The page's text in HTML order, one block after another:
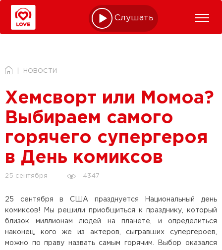
Слушать online
НОВОСТИ
Хемсворт или Момоа?
Выбираем самого
горячего супергероя
в День комиксов
25 сентября 4347
25 сентября в США празднуется Национальный день
комиксов! Мы решили приобщиться к празднику, который
близок миллионам людей на планете, и определиться
наконец, кого же из актеров, сыгравших супергероев,
можно по праву назвать самым горячим. Выбор оказался